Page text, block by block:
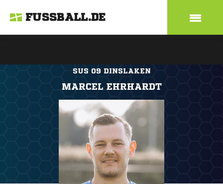
FUSSBALL.DE
SUS 09 DINSLAKEN
MARCEL EHRHARDT